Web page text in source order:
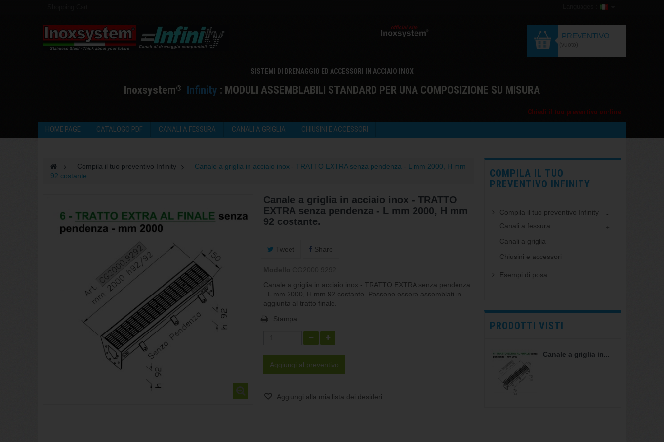
PREVENTIVO
SISTEMI DI DRENAGGIO ED ACCESSORI IN ACCIAIO INOX
Inoxsystem® Infinity : MODULI ASSEMBLABILI STANDARD PER UNA COMPOSIZIONE SU MISURA
Chiedi il tuo preventivo on-line
HOME PAGE CATALOGO PDF CANALI A FESSURA CANALI A GRIGLIA CHIUSINI E ACCESSORI
> Compila il tuo preventivo Infinity >
Canale a griglia in acciaio inox - TRATTO EXTRA senza pendenza - L mm 2000, H mm
92 costante.
Canale a griglia in acciaio inox - TRATTO
EXTRA senza pendenza - L mm 2000, H mm
92 costante.
Tweet Share
Canale a griglia in acciaio inox - TRATTO EXTRA senza pendenza
- L mm 2000, H mm 92 costante. Possono essere assemblati in
aggiunta al tratto finale.
Stampa
Aggiungi al preventivo
Aggiungi alla mia lista dei desideri
COMPILA IL TUO
PREVENTIVO INFINITY
Compila il tuo preventivo Infinity
Canali a fessura
Canali a griglia
Chiusini e accessori
Esempi di posa
PRODOTTI VISTI
Canale a griglia in...